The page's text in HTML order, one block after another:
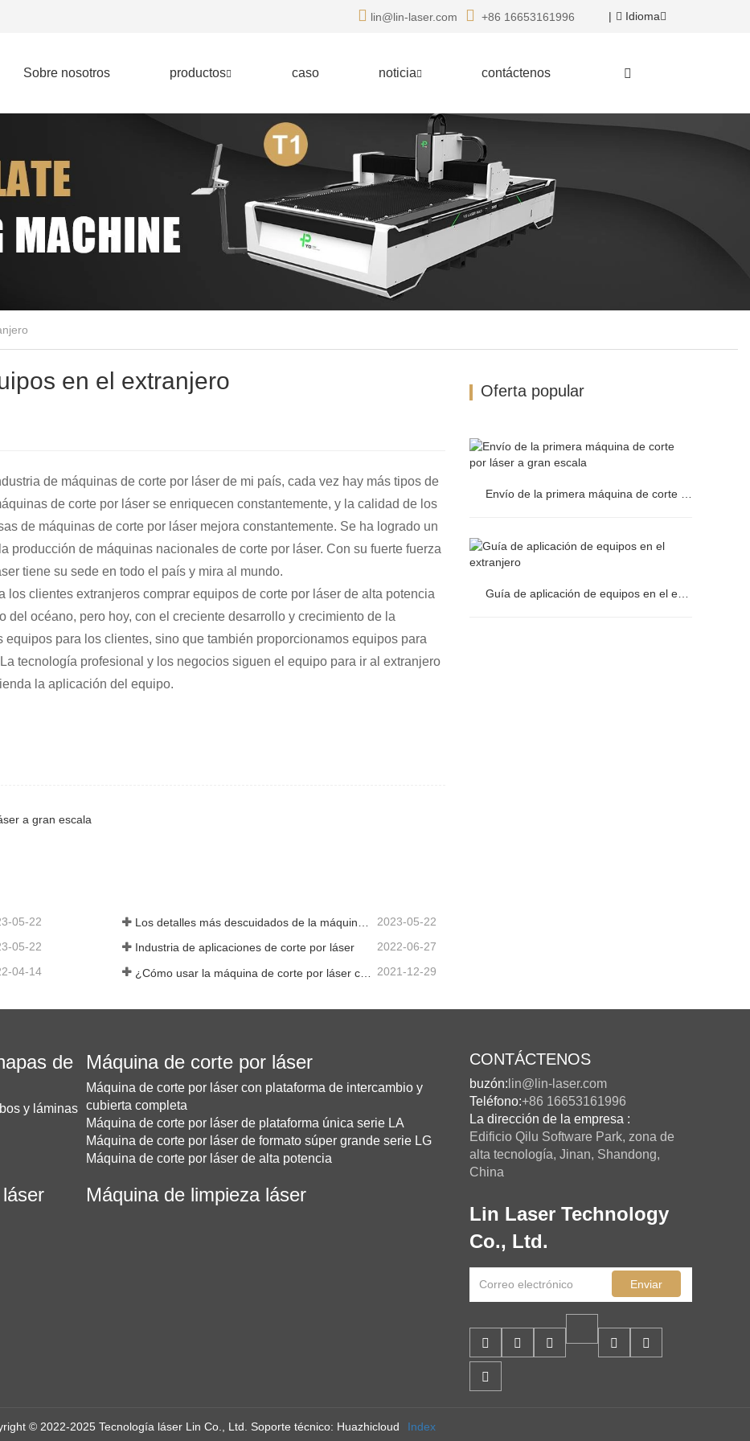
lin@lin-laser.com +86 16653161996 | Idioma
Sobre nosotros productos caso noticia contáctenos
en el extranjero
de máquinas de corte por láser de mi país, cada vez hay más tipos de
de corte por láser se enriquecen constantemente, y la calidad de los
de máquinas de corte por láser mejora constantemente. Se ha logrado un
producción de máquinas nacionales de corte por láser. Con su fuerte fuerza
tiene su sede en todo el país y mira al mundo.
clientes extranjeros comprar equipos de corte por láser de alta potencia
océano, pero hoy, con el creciente desarrollo y crecimiento de la
para los clientes, sino que también proporcionamos equipos para
tecnología profesional y los negocios siguen el equipo para ir al extranjero
la aplicación del equipo.
a gran escala
05-22 2023-05-22
05-22 Industria de aplicaciones de corte por láser 2022-06-27
04-14 ¿Cómo usar la máquina de corte por láser correctamente? 2021-12-29
Oferta popular
Envío de la primera máquina de corte
por láser a gran escala Guía de aplicación de equipos en el extranjero
de
y láminas
Máquina de corte por láser
Máquina de corte por láser con plataforma de intercambio y
cubierta completa
Máquina de corte por láser de plataforma única serie LA
Máquina de corte por láser de formato súper grande serie LG
Máquina de corte por láser de alta potencia
Máquina de limpieza láser
CONTÁCTENOS
buzón: lin@lin-laser.com
Teléfono:+86 16653161996
La dirección de la empresa :
Edificio Qilu Software Park, zona de
alta tecnología, Jinan, Shandong,
China
Lin Laser Technology
Co., Ltd.
Enviar
© 2022-2025 Tecnología láser Lin Co., Ltd. Soporte técnico: Huazhicloud Index